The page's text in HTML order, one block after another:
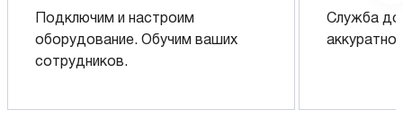
Подключим и настроим
оборудование. Обучим ваших
сотрудников.
Служба
аккуратно